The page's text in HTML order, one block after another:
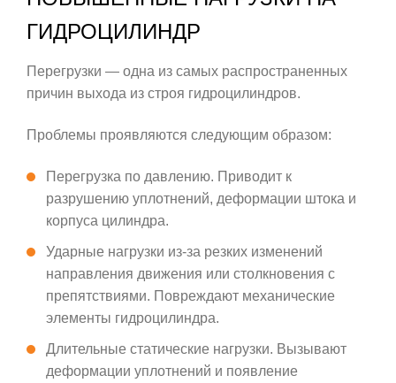
ГИДРОЦИЛИНДР
Перегрузки — одна из самых распространенных
причин выхода из строя гидроцилиндров.
Проблемы проявляются следующим образом:
Перегрузка по давлению. Приводит к
разрушению уплотнений, деформации штока и
корпуса цилиндра.
Ударные нагрузки из-за резких изменений
направления движения или столкновения с
препятствиями. Повреждают механические
элементы гидроцилиндра.
Длительные статические нагрузки. Вызывают
деформации уплотнений и появление